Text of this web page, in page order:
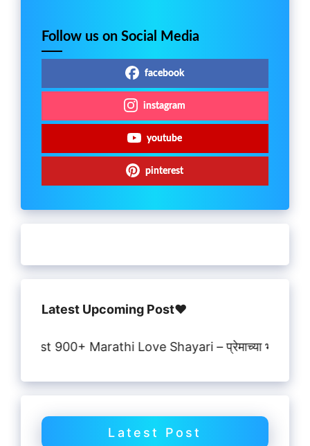
Follow us on Social Media
facebook
instagram
youtube
pinterest
Latest Upcoming Post♥️
Best 900+ Marathi Love Shayari – प्रेमाच्या भावना
Latest Post